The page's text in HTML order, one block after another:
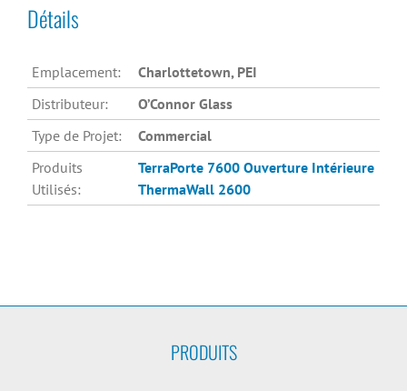
Détails
Emplacement:
Charlottetown, PEI
Distributeur:
O’Connor Glass
Type de Projet:
Commercial
Produits
Utilisés:
TerraPorte 7600 Ouverture Intérieure
ThermaWall 2600
PRODUITS